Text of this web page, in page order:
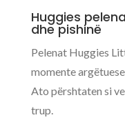
Huggies
dhe pishinë
Pelenat Huggies
momente
Ato përshtaten si
trup.